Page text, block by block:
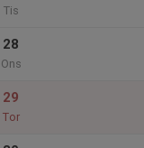
Tis
28
Ons
29
Tor